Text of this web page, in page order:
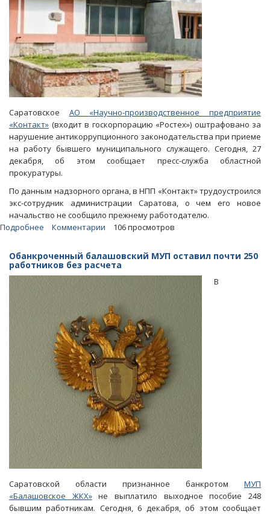
Саратовское АО «Научно-производственное предприятие
«Контакт» (входит в госкорпорацию «Ростех») оштрафовано за
нарушение антикоррупционного законодательства при приеме
на работу бывшего муниципального служащего. Сегодня, 27
декабря, об этом сообщает пресс-служба областной
прокуратуры.
По данным надзорного органа, в НПП «Контакт» трудоустроился
экс-сотрудник администрации Саратова, о чем его новое
начальство не сообщило прежнему работодателю.
Подробнее
«Контакт»
уличили
в
незаконном
трудоустройстве
чиновника
мэрии
Комментарии 106 просмотров
Обанкроченный балашовский МУП оставил почти 250
работников без расчета
В
Саратовской области признанное банкротом МУП
«Балашовское ЖКХ»не выплатило выходное пособие 248
бывшим работникам. Сегодня, 6 декабря, об этом сообщает